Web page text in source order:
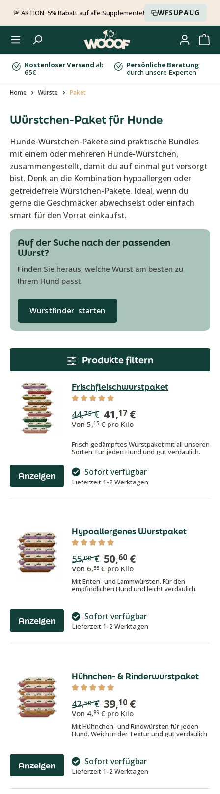
Zum Hauptinhalt springen
🚨 AKTION: 5% Rabatt auf alle Supplemente! WFSUPAUG
Kostenloser Versand ab
65€
Persönliche Beratung
durch unsere Experten
Home Würste Paket
Würstchen-Paket für Hunde
Hunde-Würstchen-Pakete sind praktische Bundles
mit einem oder mehreren Hunde-Würstchen,
zusammengestellt, damit du auf einmal gut versorgt
bist. Denk an die Kombination hypoallergen oder
getreidefreie Würstchen-Pakete. Ideal, wenn du
gerne die Geschmäcker abwechselst oder einfach
smart für den Vorrat einkaufst.
Auf der Suche nach der passenden
Wurst?
Finden Sie heraus, welche Wurst am besten zu
Ihrem Hund passt.
Wurstfinder starten
Produkte filtern
Anzeigen
Frischfleischwurstpaket
Durchschnittliche Bewertung von 5
41,17 €
44,75€
Von 5,15 € pro Kilo
Frisch gedämpftes Wurstpaket mit all unseren
Sorten. Für jeden Hund und gut verdaulich.
Sofort verfügbar
Lieferzeit 1-2 Werktagen
Anzeigen
Hypoallergenes Wurstpaket
Durchschnittliche Bewertung von 5
50,60 €
55,00€
Von 6,33 € pro Kilo
Mit Enten- und Lammwürsten. Für den
empfindlichen Hund und leicht verdaulich.
Sofort verfügbar
Lieferzeit 1-2 Werktagen
Anzeigen
Hühnchen- & Rinderwurstpaket
Durchschnittliche Bewertung von 5
39,10 €
42,50€
Von 4,89 € pro Kilo
Mit Hühnchen- und Rindwürsten für jeden
Hund. Weich in der Textur und gut verdaulich.
Sofort verfügbar
Lieferzeit 1-2 Werktagen